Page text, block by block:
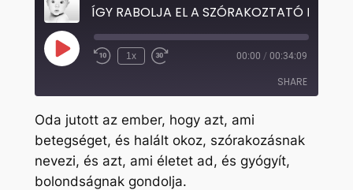
Play
Episode Rewind
1x
Fast
seconds
00:00 / 00:34:09
SHARE
SHARE
LINK
Oda jutott az ember, hogy azt, ami
betegséget, és halált okoz, szórakozásnak
nevezi, és azt, ami életet ad, és gyógyít,
bolondságnak gondolja.